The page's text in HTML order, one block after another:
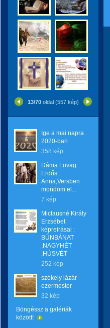
13/70 oldal (557 kép)
Ige a mai napra
2020-ban
358 kép
Dáma Lovag
Erdős
Anna,Versben
mondom el...
7 kép
Miclausné Király
Erzsébet
képreirásai :
BŰNBÁNAT
,NAGYHÉT
,HÚSVÉT
252 kép
székely lázár
ezermester
32 kép
Böngéssz a galériák
között!